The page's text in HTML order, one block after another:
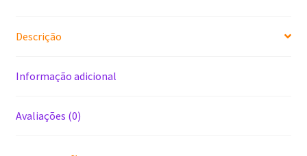
Descrição
Informação adicional
Avaliações (0)